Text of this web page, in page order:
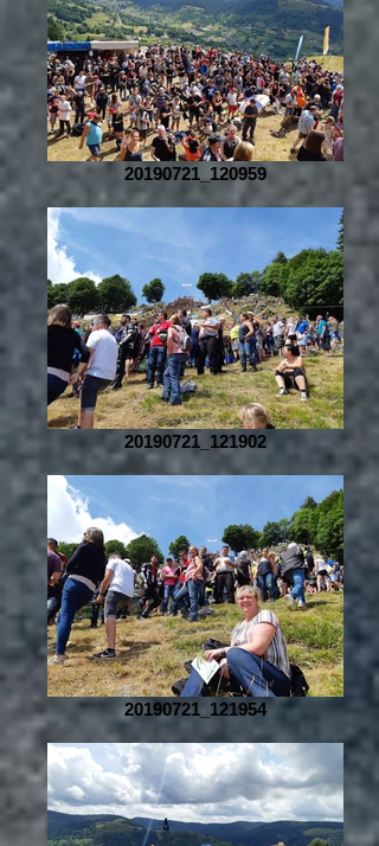
20190721_120959
20190721_121902
20190721_121954